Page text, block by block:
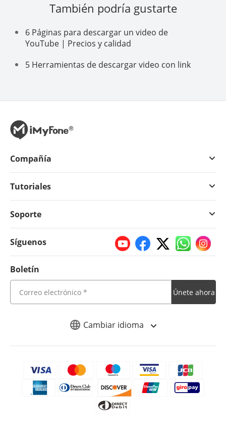
También podría gustarte
6 Páginas para descargar un video de
YouTube | Precios y calidad
5 Herramientas de descargar video con link
Cambiar idioma
Compañía
Tutoriales
Soporte
Síguenos
Boletín
Únete ahora